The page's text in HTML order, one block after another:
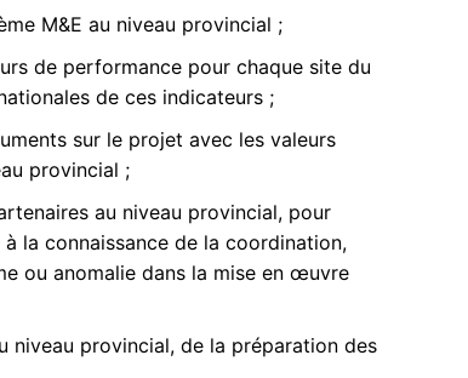
M&E au niveau provincial ;
de performance pour chaque site du
de ces indicateurs ;
sur le projet avec les valeurs
provincial ;
au niveau provincial, pour
la connaissance de la coordination,
ou anomalie dans la mise en œuvre
niveau provincial, de la préparation des